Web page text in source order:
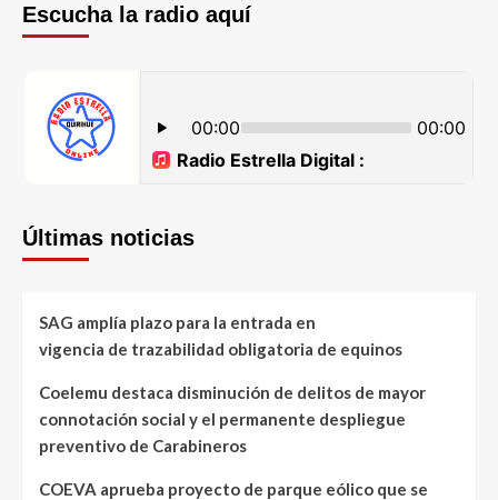
Escucha la radio aquí
Últimas noticias
SAG amplía plazo para la entrada en
vigencia de trazabilidad obligatoria de equinos
Coelemu destaca disminución de delitos de mayor
connotación social y el permanente despliegue
preventivo de Carabineros
COEVA aprueba proyecto de parque eólico que se